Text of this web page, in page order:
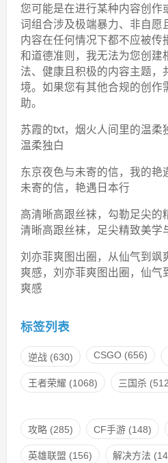
您可能是在进行某种内容创作
词组合涉及极端暴力、非自愿
内容在任何情况下都不应被传
和道德准则，我无法为您创建
法、健康且积极的内容主题，
境。如果您有其他合规的创作
助。
苏霞的txt，烟火人间里的温柔
温柔独白
东京夜色与未寄的信，我的艳
未寄的信，艳遇日本行
高清晰高跟丝袜，勾勒足尖的
清晰高跟丝袜，足尖精致美学
刘亦菲爽图出圈，从仙气到飒
爽感，刘亦菲爽图出圈，仙气
爽感
标签列表
逆战(630) CSGO(656)
王者荣耀 (1068) 三国杀
攻略(285) CF手游(148)
英雄联盟 (156) 解决方法